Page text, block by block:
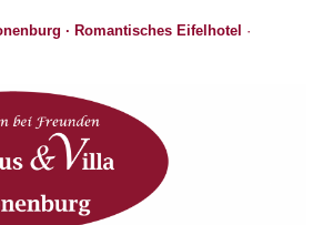
· Romantisches Eifelhotel ·